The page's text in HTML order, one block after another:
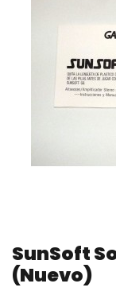
SunSoft
(nuevo)